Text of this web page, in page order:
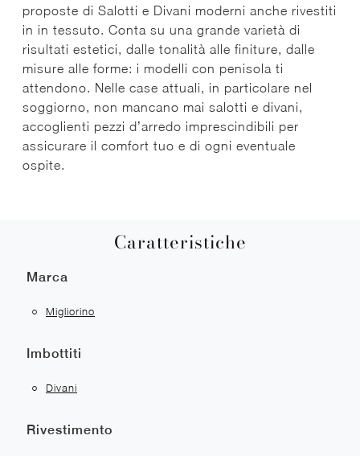
proposte di Salotti e Divani moderni anche rivestiti
in in tessuto. Conta su una grande varietà di
risultati estetici, dalle tonalità alle finiture, dalle
misure alle forme: i modelli con penisola ti
attendono. Nelle case attuali, in particolare nel
soggiorno, non mancano mai salotti e divani,
accoglienti pezzi d’arredo imprescindibili per
assicurare il comfort tuo e di ogni eventuale
ospite.
Caratteristiche
Marca
Migliorino
Imbottiti
Divani
Rivestimento